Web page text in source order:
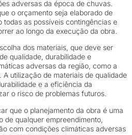
adversas da época de chuvas.
o orçamento seja elaborado de
todas as possíveis contingências e
ao longo da execução da obra.
dos materiais, que deve ser
qualidade, durabilidade e
adversas da região, como a
utilização de materiais de qualidade
e a eficiência da
o risco de problemas futuros.
que o planejamento da obra é uma
de qualquer empreendimento,
com condições climáticas adversas